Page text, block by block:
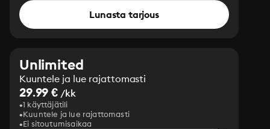
Lunasta tarjous
Unlimited
Kuuntele ja lue rajattomasti
29.99 € /kk
1 käyttäjätili
Kuuntele ja lue rajattomasti
Ei sitoutumisaikaa